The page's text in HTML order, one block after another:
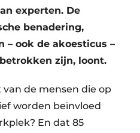
experten. De
benadering,
– ook de akoesticus –
zijn, loont.
de mensen die op
worden beïnvloed
En dat 85